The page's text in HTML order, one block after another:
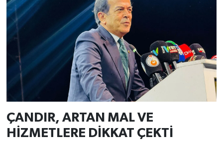
ÇANDIR, ARTAN MAL VE
HİZMETLERE DİKKAT ÇEKTİ